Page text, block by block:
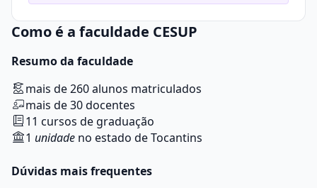
Como é a faculdade CESUP
Resumo da faculdade
mais de 260 alunos matriculados
mais de 30 docentes
11 cursos de graduação
1 unidade no estado de Tocantins
Dúvidas mais frequentes